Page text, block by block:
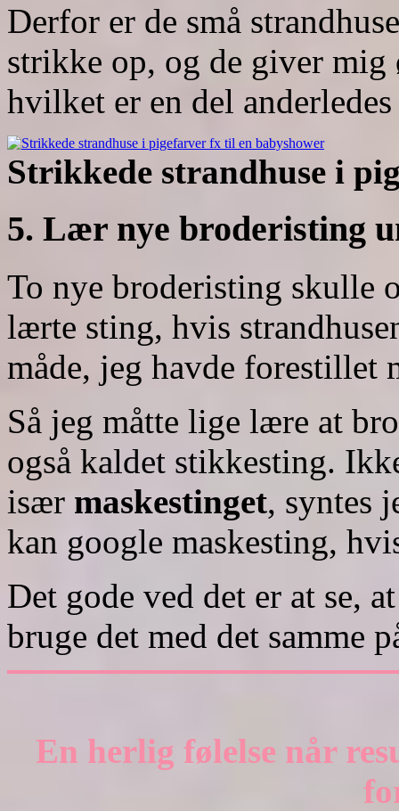
Derfor er de små
strikke op, og de giver mig
hvilket er en del
Strikkede strandhuse i
5. Lær nye broderisting
To nye broderisting skulle
lærte sting, hvis
måde, jeg havde forestillet
Så jeg måtte lige lære at
også kaldet stikkesting.
især maskestinget, syntes
kan google maskesting,
Det gode ved det er at se,
bruge det med det samme
En herlig følelse når